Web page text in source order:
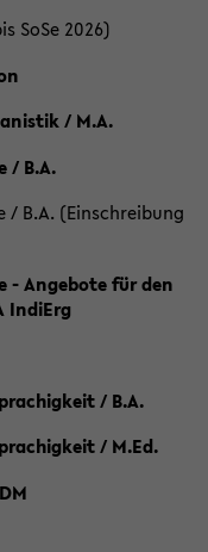
SoSe 2026)
/ M.A.
/ B.A.
B.A. (Einschreibung
- Angebote für den
IndiErg
/ B.A.
/ M.Ed.